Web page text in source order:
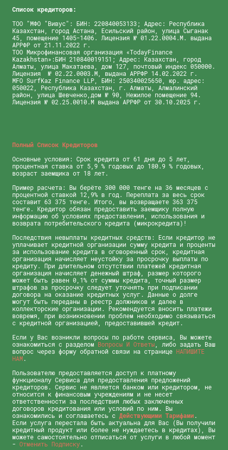
Список кредиторов:
TОО "МФО "Вивус": БИН: 220840053133; Адрес: Республика
Казахстан, город Астана, Есильский район, улица Сыганак
45, помещение 1405-1406. Лицензия № 01.22.0004.M. выдана
АРРФР от 21.11.2022 г.
ТОО Микрофинансовая организация «TodayFinance
Kazakhstan»:БИН 210840019151; Адрес: Казахстан, город
Алматы, улица Макатаева, дом 127, почтовый индекс 050000.
Лицензия № 02.22.0003.М, выдана АРРФР 14.02.2022 г.
MFO SurfKaz Finance LLP, БИН: 250340025650, юр. адрес:
050022, Республика Казахстан, г. Алматы, Алмалинский
район, улица Шевченко,дом № 90, Нежилое помещение 94.
Лицензия № 02.25.0010.M выдана АРРФР от 30.10.2025 г.
Полный Список Кредиторов
Основные условия: Срок кредита от 61 дня до 5 лет,
процентная ставка от 5,9 % годовых до 180.9 % годовых,
возраст заемщика от 18 лет.
Пример расчета: Вы берёте 300 000 тенге на 36 месяцев с
процентной ставкой 12,9% в год. Переплата за весь срок
составит 63 375 тенге. Итого, вы возвращаете 363 375
тенге. Кредитор обязан предоставить заемщику полную
информацию об условиях предоставления, использования и
возврата потребительского кредита (микрокредита)!
Последствия невыплаты кредитных средств: Если кредитор не
уплачивает кредитной организации сумму кредита и проценты
за использование кредита в оговоренный срок, кредитная
организация начисляет неустойку за просрочку выплаты по
кредиту. При длительном отсутствии платежей кредитная
организация начисляет денежный штраф, размер которого
может быть равен 0,1% от суммы кредита, точный размер
штрафов за просрочку следует уточнять при подписании
договора на оказание кредитных услуг. Данные о долге
могут быть переданы в реестр должников и далее в
коллекторские организации. Рекомендуется вносить платежи
вовремя, при возникновении проблем необходимо связываться
с кредитной организацией, предоставившей кредит.
Если у Вас возникли вопросы по работе сервиса, Вы можете
ознакомиться с разделом Вопросы И Ответы , либо задать Ваш
вопрос через форму обратной связи на странице НАПИШИТЕ
НАМ.
Пользователю предоставляется доступ к платному
функционалу Сервиса для предоставления предложений
кредиторов. Сервис не является банком или кредитором, не
относится к финансовым учреждениям и не несет
ответственности за последствия любых заключенных
договоров кредитования или условий по ним. Вы
ознакомились и соглашаетесь с Действующими Тарифами.
Если услуга перестала быть актуальна для Вас (Вы получили
кредитный продукт или более не нуждаетесь в кредитах), Вы
можете самостоятельно отписаться от услуги в любой момент
- Отменить Подписку.